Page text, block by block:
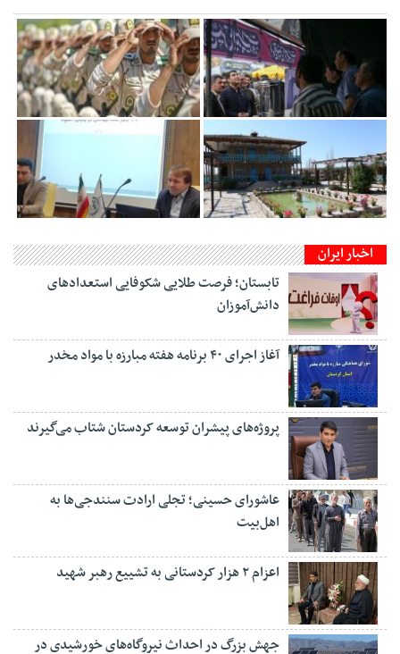
اخبار ایران
تابستان؛ فرصت طلایی شکوفایی استعدادهای
دانش‌آموزان
آغاز اجرای ۴۰ برنامه هفته مبارزه با مواد مخدر
پروژه‌های پیشران توسعه کردستان شتاب می‌گیرند
عاشورای حسینی؛ تجلی ارادت سنندجی‌ها به
اهل‌بیت
اعزام ۲ هزار کردستانی به تشییع رهبر شهید
جهش بزرگ در احداث نیروگاه‌های خورشیدی در